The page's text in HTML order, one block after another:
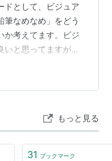
ドとして、ビジュア
筆なめなめ」をどう
か考えてます。ビジ
いと思ってますが、
ダー』と題して、
きに語る会の3日目と
ムの空気感みたいな
幸いでございます。
もっと見る
31 ブックマーク